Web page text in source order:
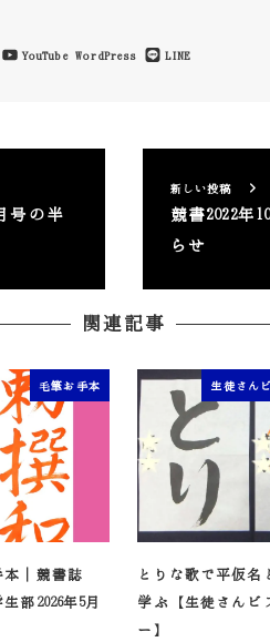
YouTube WordPress LINE
号の半
新しい投稿
競書2022年
らせ
関連記事
毛筆お手本
本｜競書誌
部2026年5月
生徒さん
とりな歌で平仮名
学ぶ【生徒さんビ
ー】